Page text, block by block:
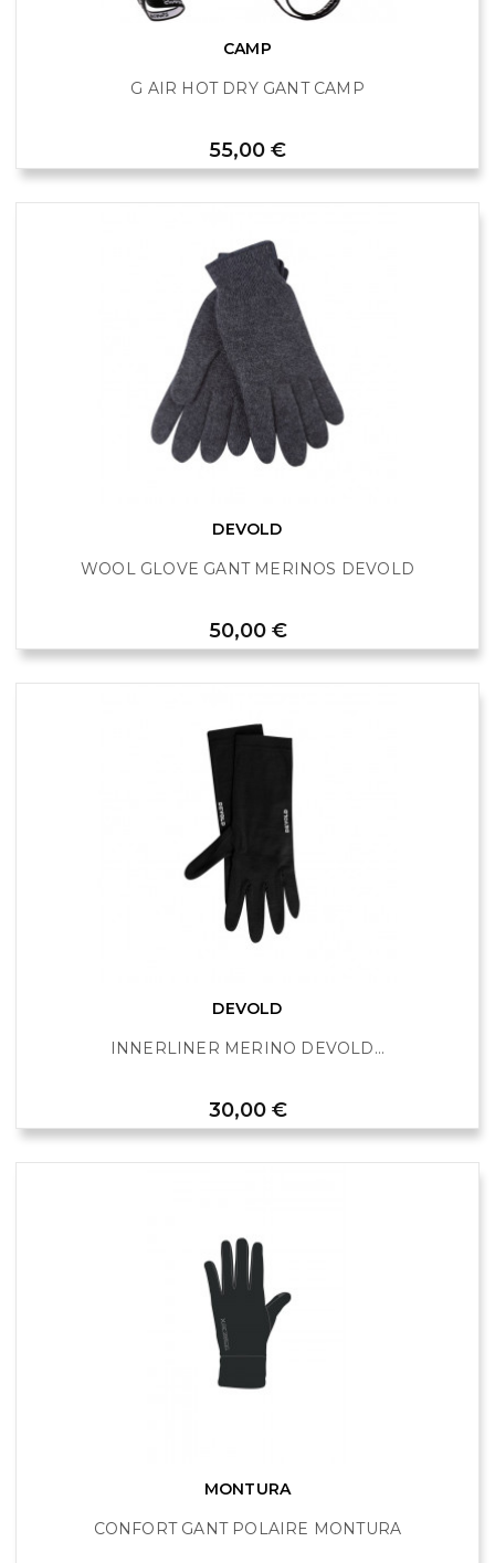
CAMP
G AIR HOT DRY GANT CAMP
Prix
55,00 €
DEVOLD
WOOL GLOVE GANT MERINOS DEVOLD
Prix
50,00 €
DEVOLD
INNERLINER MERINO DEVOLD...
Prix
30,00 €
MONTURA
CONFORT GANT POLAIRE MONTURA